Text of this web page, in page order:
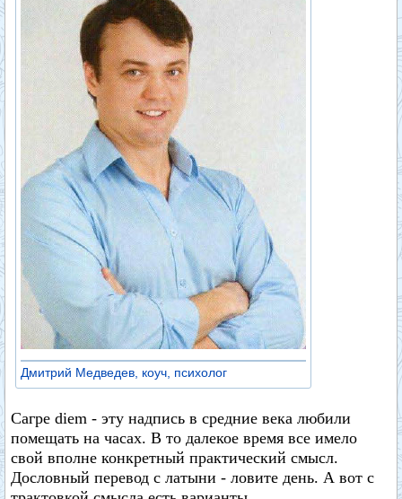
Дмитрий Медведев, коуч, психолог
Сагре diem - эту надпись в средние века любили
помещать на часах. В то далекое время все имело
свой вполне конкретный практический смысл.
Дословный перевод с латыни - ловите день. А вот с